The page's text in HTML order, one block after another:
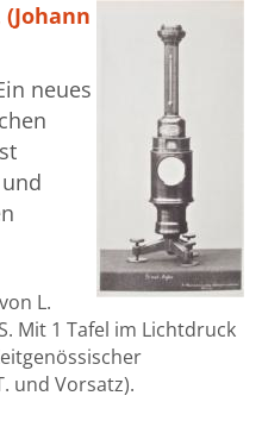
(Johann
neues
L.
Mit 1 Tafel im Lichtdruck
und Vorsatz).